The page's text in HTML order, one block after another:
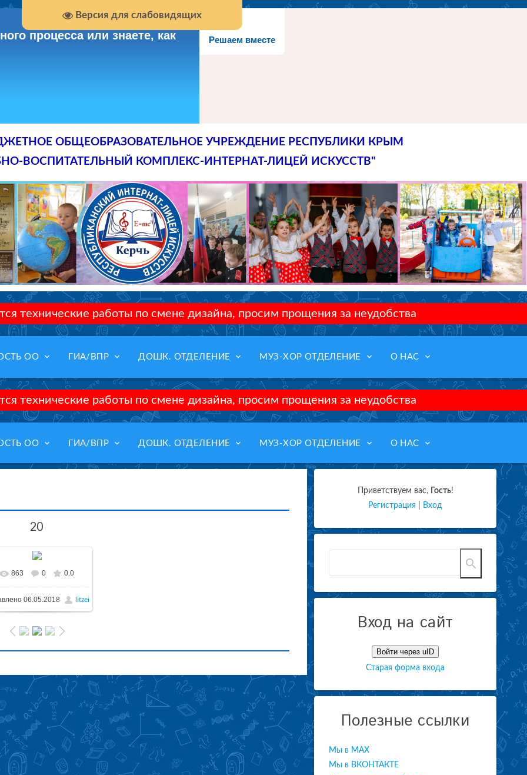
Версия для слабовидящих
Решаем вместе
процесса или знаете, как
ОБЩЕОБРАЗОВАТЕЛЬНОЕ УЧРЕЖДЕНИЕ РЕСПУБЛИКИ КРЫМ
ВОСПИТАТЕЛЬНЫЙ КОМПЛЕКС-ИНТЕРНАТ-ЛИЦЕЙ ИСКУССТВ"
технические работы по смене дизайна, просим прощения за неудобства
ОО keyboard_arrow_down ГИА/ВПР keyboard_arrow_down ДОШК. ОТДЕЛЕНИЕ keyboard_arrow_down МУЗ-ХОР ОТДЕЛЕНИЕ keyboard_arrow_down О НАС keyboard_arrow_down
технические работы по смене дизайна, просим прощения за неудобства
ОО keyboard_arrow_down ГИА/ВПР keyboard_arrow_down ДОШК. ОТДЕЛЕНИЕ keyboard_arrow_down МУЗ-ХОР ОТДЕЛЕНИЕ keyboard_arrow_down О НАС keyboard_arrow_down
20
863 0 0.0
06.05.2018 litzei
Приветствуем вас, Гость!
Регистрация
Вход
Вход на сайт
Войти через uID
Старая форма входа
Полезные ссылки
Мы в МАХ
Мы в ВКОНТАКТЕ